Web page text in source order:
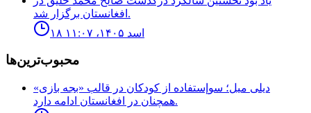
افغانستان برگزار شد.
۱۸ اسد ۱۴۰۵، ۱۱:۰۷
محبوب‌ترین‌ها
ديلى ميل؛ سوإستفاده از كودكان در قالب «بجه بازى»
همچنان در افغانستان ادامه دارد.